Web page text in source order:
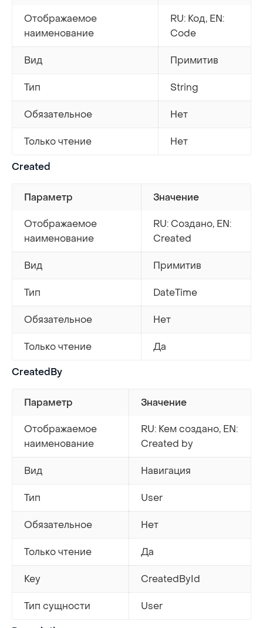
Отображаемое
наименование
RU: Код, EN:
Code
Вид Примитив
Тип String
Обязательное Нет
Только чтение Нет
Created
Параметр Значение
Отображаемое
наименование
RU: Создано, EN:
Created
Вид Примитив
Тип DateTime
Обязательное Нет
Только чтение Да
CreatedBy
Параметр Значение
Отображаемое
наименование
RU: Кем создано, EN:
Created by
Вид Навигация
Тип User
Обязательное Нет
Только чтение Да
Key CreatedById
Тип сущности User